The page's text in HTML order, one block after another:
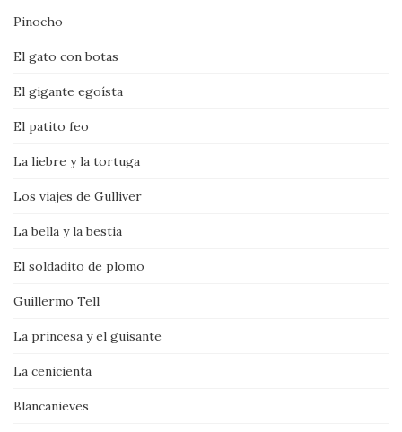
Pinocho
El gato con botas
El gigante egoísta
El patito feo
La liebre y la tortuga
Los viajes de Gulliver
La bella y la bestia
El soldadito de plomo
Guillermo Tell
La princesa y el guisante
La cenicienta
Blancanieves